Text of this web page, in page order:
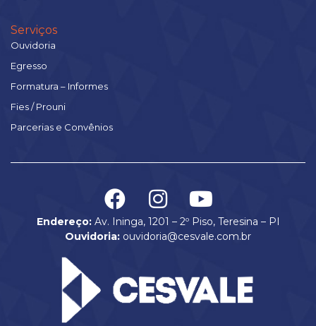
Serviços
Ouvidoria
Egresso
Formatura – Informes
Fies / Prouni
Parcerias e Convênios
Endereço:Av. Ininga, 1201 – 2º Piso, Teresina – PI
Ouvidoria: ouvidoria@cesvale.com.br